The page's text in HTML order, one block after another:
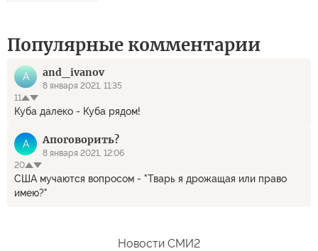
Популярные комментарии
A and_ivanov
8 января 2021, 11:35
11
Куба далеко - Куба рядом!
А Апоговорить?
8 января 2021, 12:06
20
США мучаются вопросом - "Тварь я дрожащая или право
имею?"
Новости СМИ2